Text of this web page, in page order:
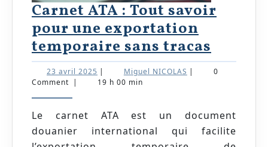
Carnet ATA : Tout savoir
pour une exportation
temporaire sans tracasCarnet
ATA
savoir
pour
23 avril 2025 23
avril
| Miguel NICOLAS Miguel
|
0
Comment | 19 h 00 min
Le carnet ATA est un document
douanier international qui facilite